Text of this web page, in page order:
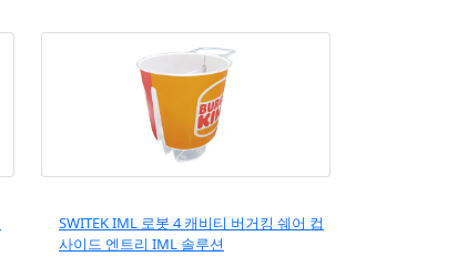
SWITEK IML 로봇 4 캐비티 버거킹 쉐어 컵
사이드 엔트리 IML 솔루션